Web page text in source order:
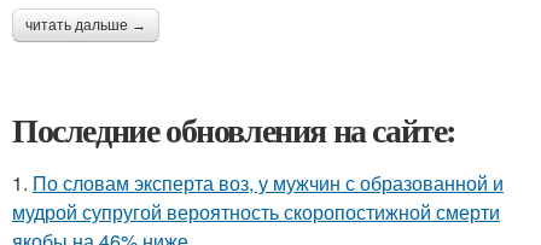
читать дальше →
Последние обновления на сайте:
1. По словам эксперта воз, у мужчин с образованной и
мудрой супругой вероятность скоропостижной смерти